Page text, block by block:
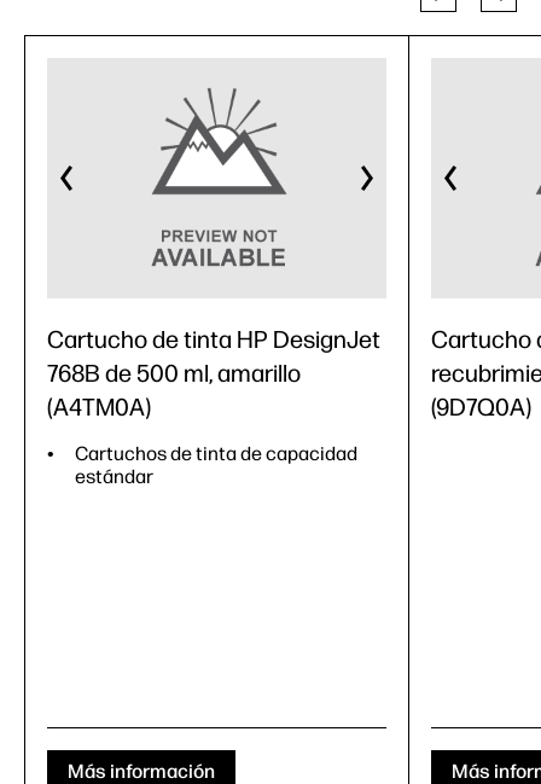
Cartucho de tinta HP DesignJet
768B de 500 ml, amarillo
(A4TM0A)
Cartuchos de tinta de capacidad
estándar
Más información
Cartucho
(9D7Q0A)
Más